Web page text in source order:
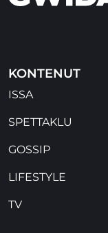
KONTENUT
ISSA
SPETTAKLU
GOSSIP
LIFESTYLE
TV